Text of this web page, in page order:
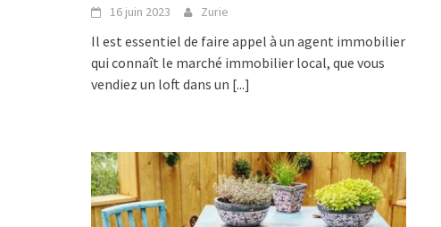
16 juin 2023 Zurie
Il est essentiel de faire appel à un agent immobilier
qui connaît le marché immobilier local, que vous
vendiez un loft dans un [...]